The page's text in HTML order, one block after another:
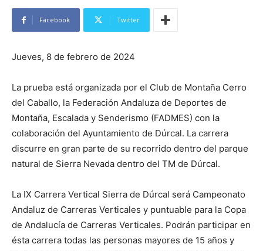
Facebook Twitter
Jueves, 8 de febrero de 2024
La prueba está organizada por el Club de Montaña Cerro
del Caballo, la Federación Andaluza de Deportes de
Montaña, Escalada y Senderismo (FADMES) con la
colaboración del Ayuntamiento de Dúrcal. La carrera
discurre en gran parte de su recorrido dentro del parque
natural de Sierra Nevada dentro del TM de Dúrcal.
La IX Carrera Vertical Sierra de Dúrcal será Campeonato
Andaluz de Carreras Verticales y puntuable para la Copa
de Andalucía de Carreras Verticales. Podrán participar en
ésta carrera todas las personas mayores de 15 años y